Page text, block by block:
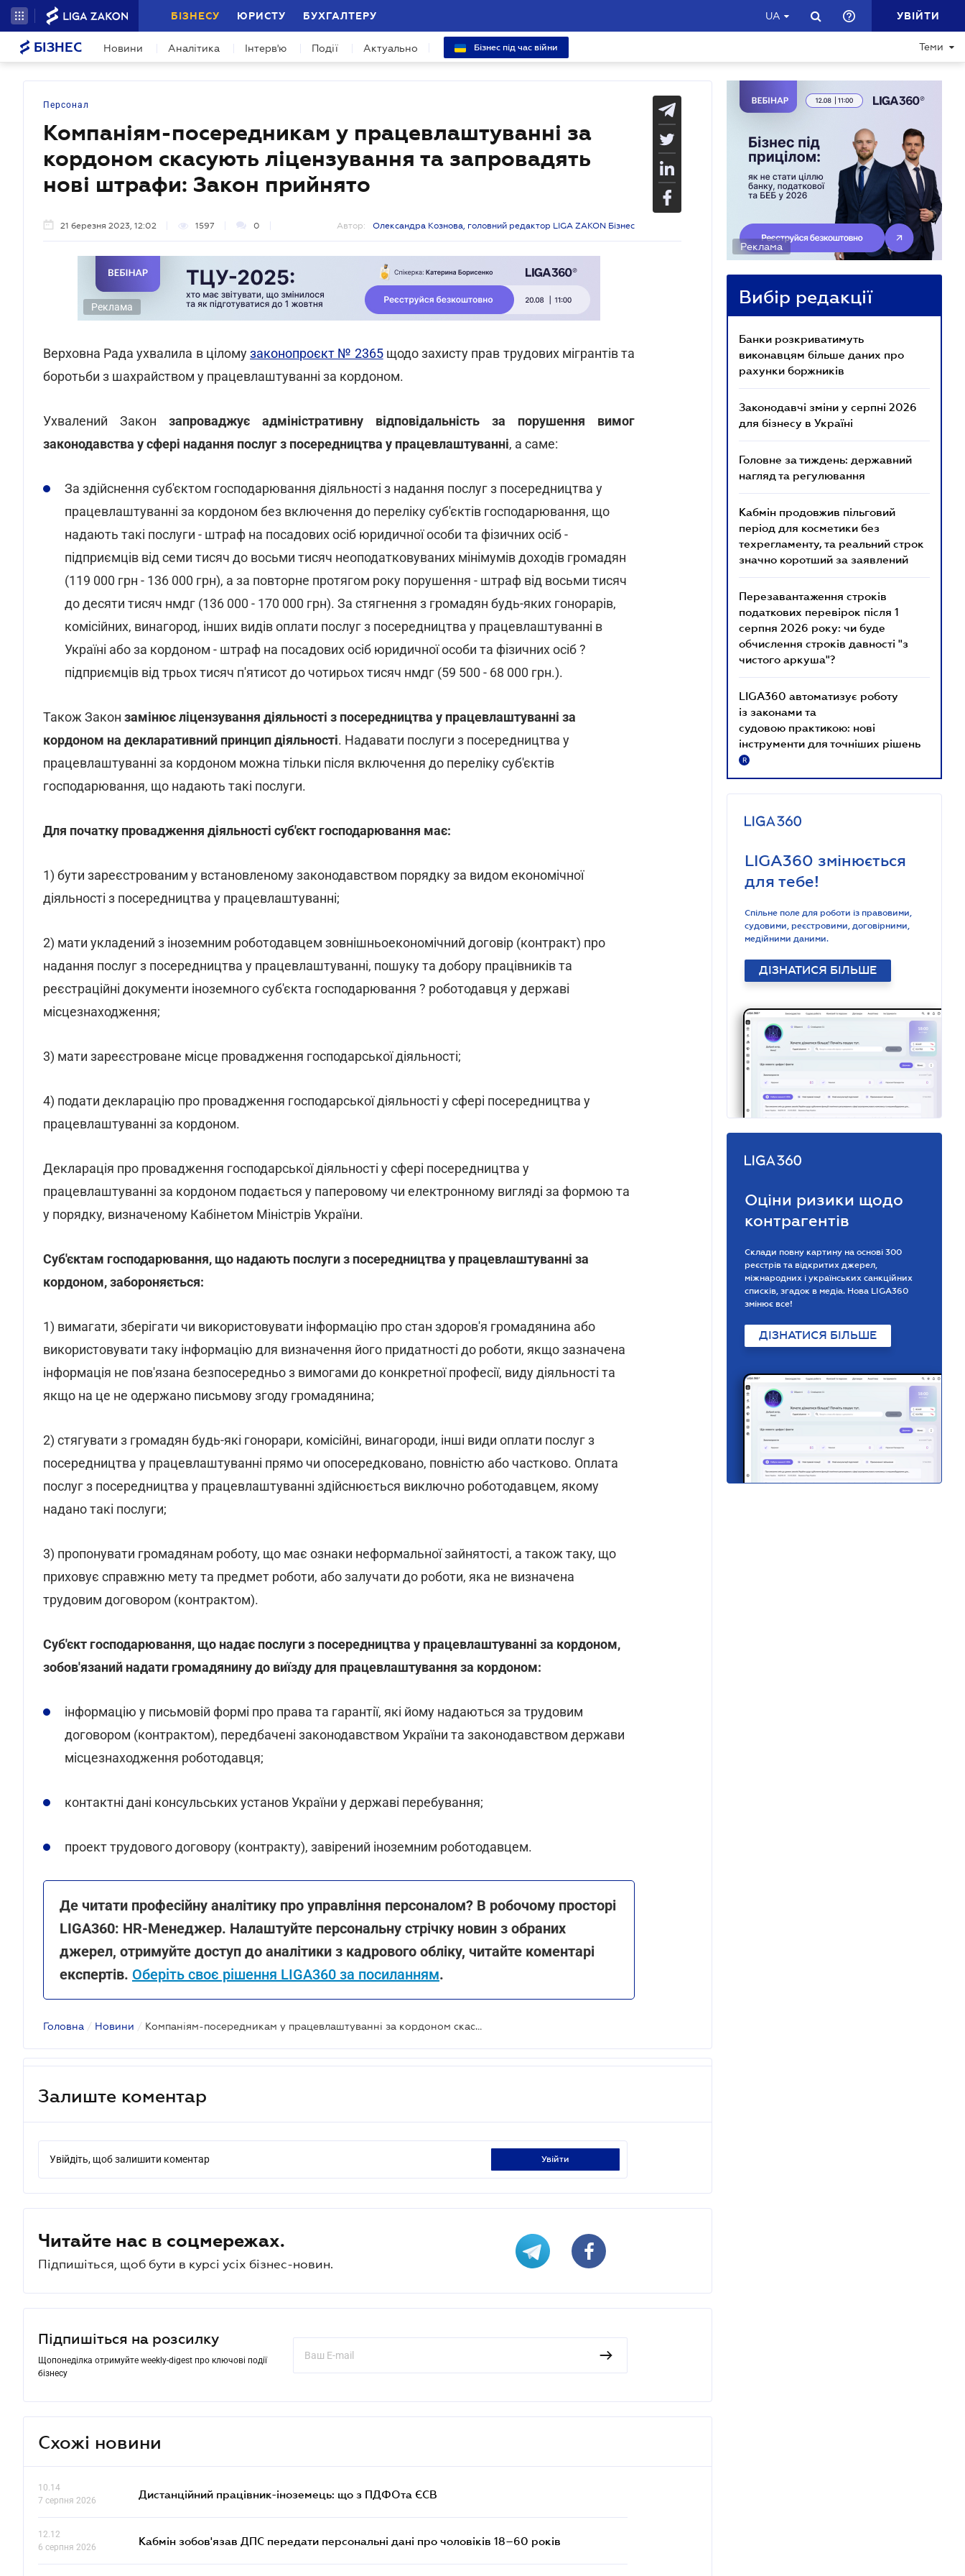
БІЗНЕСУ ЮРИСТУ БУХГАЛТЕРУ UA УВІЙТИ
БІЗНЕС Новини Аналітика Інтерв'ю Події Актуально Бізнес під час війни Теми
Персонал
Компаніям-посередникам у працевлаштуванні за
кордоном скасують ліцензування та запровадять
нові штрафи: Закон прийнято
21 березня 2023, 12:02 1597 0 Автор: Олександра Кознова, головний редактор LIGA ZAKON Бізнес
Реклама
Верховна Рада ухвалила в ціломузаконопроєкт № 2365щодо захисту прав трудових мігрантів та
боротьби з шахрайством у працевлаштуванні за кордоном.
Ухвалений Закон запроваджує адміністративну відповідальність за порушення вимог
законодавства у сфері надання послуг з посередництва у працевлаштуванні, а саме:
За здійснення суб'єктом господарювання діяльності з надання послуг з посередництва у
працевлаштуванні за кордоном без включення до переліку суб'єктів господарювання, що
надають такі послуги - штраф на посадових осіб юридичної особи та фізичних осіб -
підприємців від семи тисяч до восьми тисяч неоподатковуваних мінімумів доходів громадян
(119 000 грн - 136 000 грн), а за повторне протягом року порушення - штраф від восьми тисяч
до десяти тисяч нмдг (136 000 - 170 000 грн). За стягнення з громадян будь-яких гонорарів,
комісійних, винагород, інших видів оплати послуг з посередництва у працевлаштуванні в
Україні або за кордоном - штраф на посадових осіб юридичної особи та фізичних осіб ?
підприємців від трьох тисяч п'ятисот до чотирьох тисяч нмдг (59 500 - 68 000 грн.).
Також Закон замінює ліцензування діяльності з посередництва у працевлаштуванні за
кордоном на декларативний принцип діяльності. Надавати послуги з посередництва у
працевлаштуванні за кордоном можна тільки після включення до переліку суб'єктів
господарювання, що надають такі послуги.
Для початку провадження діяльності суб'єкт господарювання має:
1) бути зареєстрованим у встановленому законодавством порядку за видом економічної
діяльності з посередництва у працевлаштуванні;
2) мати укладений з іноземним роботодавцем зовнішньоекономічний договір (контракт) про
надання послуг з посередництва у працевлаштуванні, пошуку та добору працівників та
реєстраційні документи іноземного суб'єкта господарювання ? роботодавця у державі
місцезнаходження;
3) мати зареєстроване місце провадження господарської діяльності;
4) подати декларацію про провадження господарської діяльності у сфері посередництва у
працевлаштуванні за кордоном.
Декларація про провадження господарської діяльності у сфері посередництва у
працевлаштуванні за кордоном подається у паперовому чи електронному вигляді за формою та
у порядку, визначеному Кабінетом Міністрів України.
Суб'єктам господарювання, що надають послуги з посередництва у працевлаштуванні за
кордоном, забороняється:
1) вимагати, зберігати чи використовувати інформацію про стан здоров'я громадянина або
використовувати таку інформацію для визначення його придатності до роботи, якщо зазначена
інформація не пов'язана безпосередньо з вимогами до конкретної професії, виду діяльності та
якщо на це не одержано письмову згоду громадянина;
2) стягувати з громадян будь-які гонорари, комісійні, винагороди, інші види оплати послуг з
посередництва у працевлаштуванні прямо чи опосередковано, повністю або частково. Оплата
послуг з посередництва у працевлаштуванні здійснюється виключно роботодавцем, якому
надано такі послуги;
3) пропонувати громадянам роботу, що має ознаки неформальної зайнятості, а також таку, що
приховує справжню мету та предмет роботи, або залучати до роботи, яка не визначена
трудовим договором (контрактом).
Суб'єкт господарювання, що надає послуги з посередництва у працевлаштуванні за кордоном,
зобов'язаний надати громадянину до виїзду для працевлаштування за кордоном:
інформацію у письмовій формі про права та гарантії, які йому надаються за трудовим
договором (контрактом), передбачені законодавством України та законодавством держави
місцезнаходження роботодавця;
контактні дані консульських установ України у державі перебування;
проект трудового договору (контракту), завірений іноземним роботодавцем.
Де читати професійну аналітику про управління персоналом? В робочому просторі
LIGA360: HR-Менеджер. Налаштуйте персональну стрічку новин з обраних
джерел, отримуйте доступ до аналітики з кадрового обліку, читайте коментарі
експертів. Оберіть своє рішення LIGA360 за посиланням.
Головна / Новини / Компаніям-посередникам у працевлаштуванні за кордоном скасують ліцензування та запровадять нові штрафи: Закон прийнято
Залиште коментар
Увійдіть, щоб залишити коментар увійти
Читайте нас в соцмережах.
Підпишіться, щоб бути в курсі усіх бізнес-новин.
Підпишіться на розсилку
Щопонеділка отримуйте weekly-digest про ключові події
бізнесу
Схожі новини
10.14
7 серпня 2026
Дистанційний працівник-іноземець: що з ПДФОта ЄСВ
12.12
6 серпня 2026
Кабмін зобов'язав ДПС передати персональні дані про чоловіків 18–60 років
Реклама
Вибір редакції
Банки розкриватимуть
виконавцям більше даних про
рахунки боржників
Законодавчі зміни у серпні 2026
для бізнесу в Україні
Головне за тиждень: державний
нагляд та регулювання
Кабмін продовжив пільговий
період для косметики без
техрегламенту, та реальний строк
значно коротший за заявлений
Перезавантаження строків
податкових перевірок після 1
серпня 2026 року: чи буде
обчислення строків давності "з
чистого аркуша"?
LIGA360 автоматизує роботу
із законами та
судовою практикою: нові
інструменти для точніших рішень
R
LIGA360 змінюється
для тебе!
Спільне поле для роботи із правовими,
судовими, реєстровими, договірними,
медійними даними.
ДІЗНАТИСЯ БІЛЬШЕ
Оціни ризики щодо
контрагентів
Склади повну картину на основі 300
реєстрів та відкритих джерел,
міжнародних і українських санкційних
списків, згадок в медіа. Нова LIGA360
змінює все!
ДІЗНАТИСЯ БІЛЬШЕ